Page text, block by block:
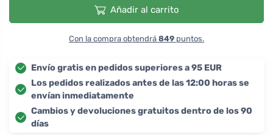
Añadir al carrito
Con la compra obtendrá 849 puntos.
Envío gratis en pedidos superiores a 95 EUR
Los pedidos realizados antes de las 12:00 horas se
envían inmediatamente
Cambios y devoluciones gratuitos dentro de los 90
días